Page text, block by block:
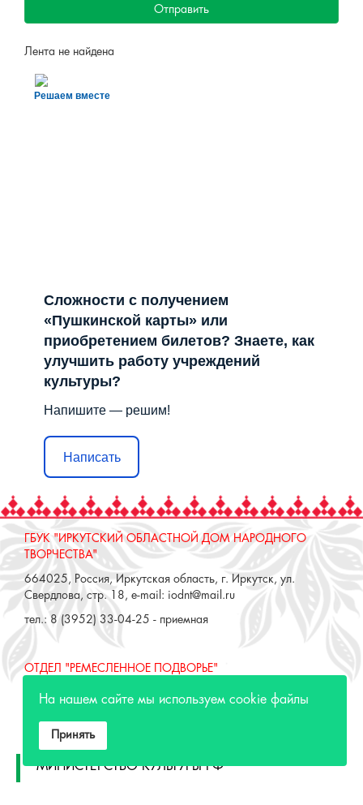
Отправить
Лента не найдена
Решаем вместе
Сложности с получением
«Пушкинской карты» или
приобретением билетов? Знаете, как
улучшить работу учреждений
культуры?
Напишите — решим!
Написать
ГБУК "ИРКУТСКИЙ ОБЛАСТНОЙ ДОМ НАРОДНОГО
ТВОРЧЕСТВА"
664025, Россия, Иркутская область, г. Иркутск, ул.
Свердлова, стр. 18, e-mail: iodnt@mail.ru
тел.: 8 (3952) 33-04-25 - приемная
ОТДЕЛ "РЕМЕСЛЕННОЕ ПОДВОРЬЕ"
664025, Россия, Иркутская область, г. Иркутск, ул. 3 июля,
тел.: 8 (3952) 48-71-30
МИНИСТЕРСТВО КУЛЬТУРЫ РФ
На нашем сайте мы используем cookie файлы
Принять